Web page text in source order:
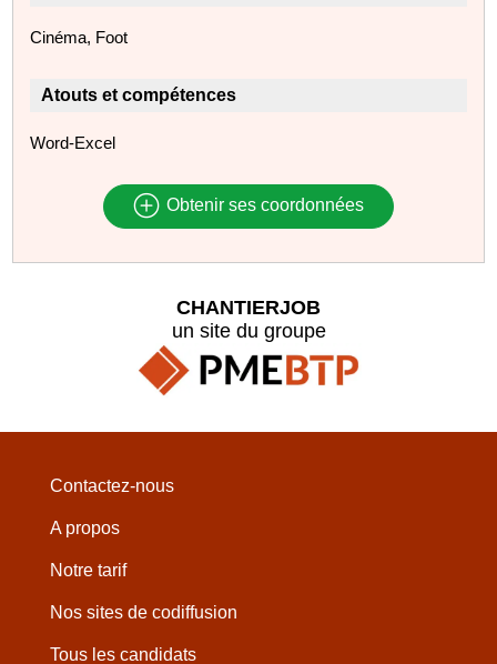
Cinéma, Foot
Atouts et compétences
Word-Excel
Obtenir ses coordonnées
CHANTIERJOB
un site du groupe
Contactez-nous
A propos
Notre tarif
Nos sites de codiffusion
Tous les candidats